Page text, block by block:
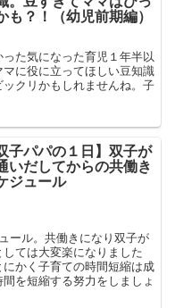
も？！（幼児前期編）
た気になった育児１年半以
に役に立ってほしい豆知識
クリかもしれませんね。子
子パパの１日】双子が
いだしてからの共働き
ジュール
ール。共働きになり双子が
ては大変楽になりました
かく子育ての時間短縮は成
を短縮する努力をしましょ